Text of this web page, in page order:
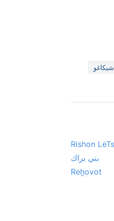
Rishon
بني براك
Reẖovot